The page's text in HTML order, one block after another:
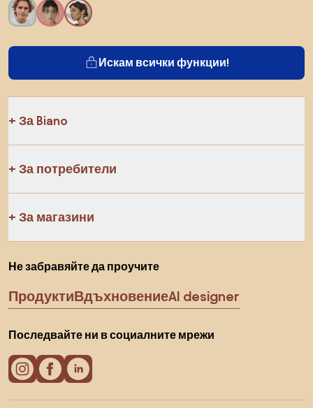
Искам всички функции!
За Biano
За потребители
За магазини
Не забравяйте да проучите
ПродуктиВдъхновениеAI designer
Последвайте ни в социалните мрежи